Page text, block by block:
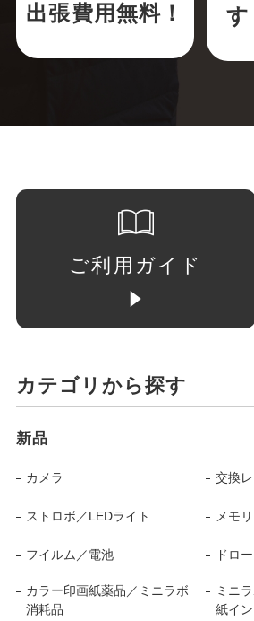
出張費用無料！ す
ご利用ガイド
カテゴリから探す
新品
カメラ 交換
ストロボ／LEDライト メモ
フイルム／電池 ドロ
カラー印画紙薬品／ミニラボ
消耗品
ミニ
紙イ